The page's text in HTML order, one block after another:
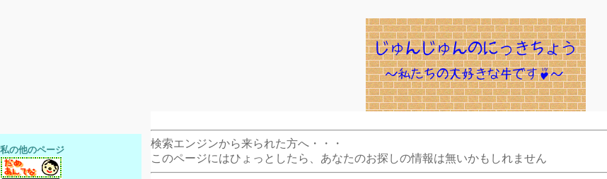
検索エンジンから来られた方へ・・・
このページにはひょっとしたら、あなたのお探しの情報は無いかもしれません
私の他のページ